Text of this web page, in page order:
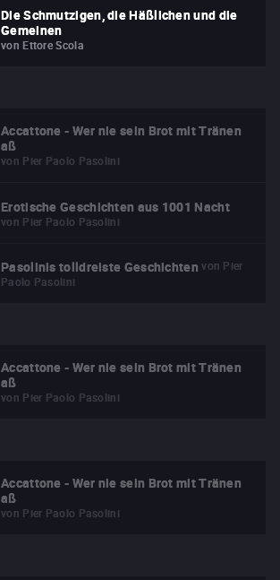
Die Schmutzigen, die Häßlichen und die
Gemeinen
von Ettore Scola
Accattone - Wer nie sein Brot mit Tränen
aß
von Pier Paolo Pasolini
Erotische Geschichten aus 1001 Nacht
von Pier Paolo Pasolini
Pasolinis tolldreiste Geschichten von Pier
Paolo Pasolini
Accattone - Wer nie sein Brot mit Tränen
aß
von Pier Paolo Pasolini
Accattone - Wer nie sein Brot mit Tränen
aß
von Pier Paolo Pasolini